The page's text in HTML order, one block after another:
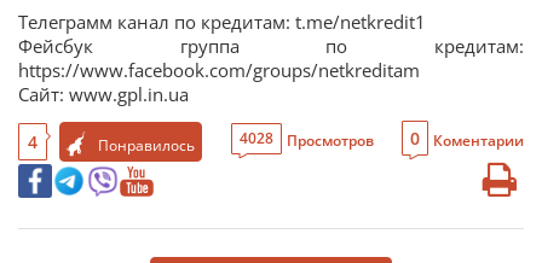
Телеграмм канал по кредитам: t.me/netkredit1
Фейсбук группа по кредитам:
https://www.facebook.com/groups/netkreditam
Сайт: www.gpl.in.ua
4 Понравилось 4028 Просмотров 0 Коментарии